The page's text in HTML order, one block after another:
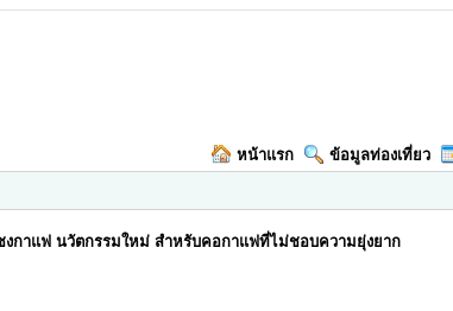
หน้าแรก ข้อมูลท่องเที่ยว
ชงกาแฟ นวัตกรรมใหม่ สำหรับคอกาแฟที่ไม่ชอบความยุ่งยาก